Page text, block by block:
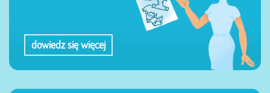
dowiedz się więcej